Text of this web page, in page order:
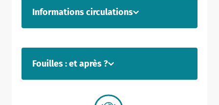
Informations circulations
TRAVAUX DU FUTUR MUSÉE DES
Les travaux de la phase 2 du chantier sont en cours.
Fouilles : et après ?